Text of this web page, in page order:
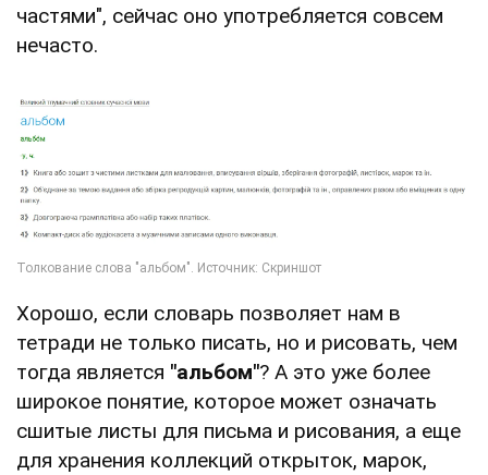
частями", сейчас оно употребляется совсем
нечасто.
Хорошо, если словарь позволяет нам в
тетради не только писать, но и рисовать, чем
тогда является "альбом"? А это уже более
широкое понятие, которое может означать
сшитые листы для письма и рисования, а еще
для хранения коллекций открыток, марок,